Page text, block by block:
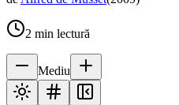
2 min lectură
Mediu